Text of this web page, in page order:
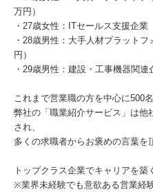
万円）
・27歳女性：ITセールス支援企
・28歳男性：大手人材プラット
円）
・29歳男性：建設・工事機器関
これまで営業職の方を中心に500
弊社の「職業紹介サービス」は他
され、
多くの求職者からお褒めの言葉を
トップクラス企業でキャリアを築
※業界未経験でも意欲ある営業経